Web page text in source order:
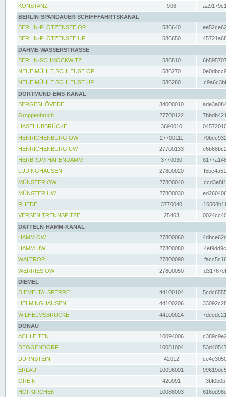
KONSTANZ
906
BERLIN-SPANDAUER-SCHIFFFAHRTSKANAL
BERLIN-PLÖTZENSEE OP
586640
BERLIN-PLÖTZENSEE UP
586650
DAHME-WASSERSTRASSE
BERLIN-SCHMÖCKWITZ
586810
NEUE MÜHLE SCHLEUSE OP
586270
NEUE MÜHLE SCHLEUSE UP
586280
DORTMUND-EMS-KANAL
BERGESHÖVEDE
34000010
Groppenbruch
27700122
HASEHUBBRÜCKE
3690010
HENRICHENBURG OW
27700111
HENRICHENBURG UW
27700133
HERBRUM HAFENDAMM
3770030
LÜDINGHAUSEN
27800020
MÜNSTER OW
27800040
MÜNSTER UW
27800030
RHEDE
3770040
VERSEN TRENNSPITZE
25463
DATTELN-HAMM-KANAL
HAMM OW
27800060
HAMM UW
27800080
WALTROP
27800090
WERRIES OW
27800050
DIEMEL
DIEMELTALSPERRE
44100104
HELMINGHAUSEN
44100206
WILHELMSBRÜCKE
44100024
DONAU
ACHLEITEN
10094006
DEGGENDORF
10081004
DÜRNSTEIN
42012
ERLAU
10096001
GREIN
420091
HOFKIRCHEN
10088003